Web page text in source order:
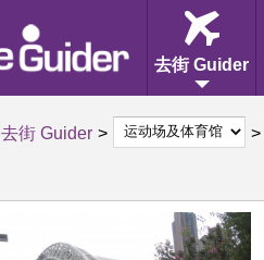
去街 Guider
去街 Guider